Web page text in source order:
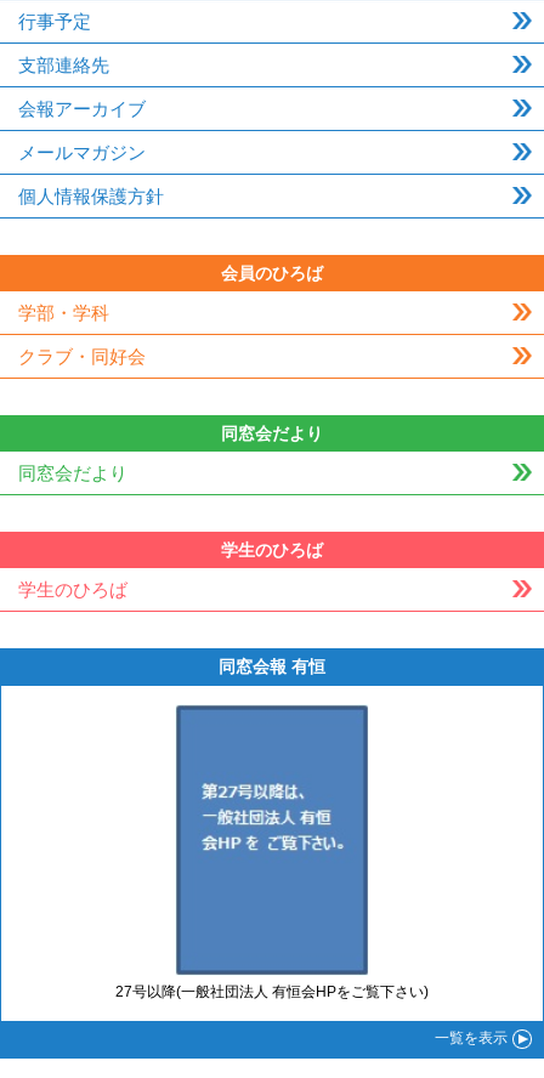
行事予定
支部連絡先
会報アーカイブ
メールマガジン
個人情報保護方針
会員のひろば
学部・学科
クラブ・同好会
同窓会だより
同窓会だより
学生のひろば
学生のひろば
同窓会報 有恒
27号以降(一般社団法人 有恒会HPをご覧下さい)
一覧を表示